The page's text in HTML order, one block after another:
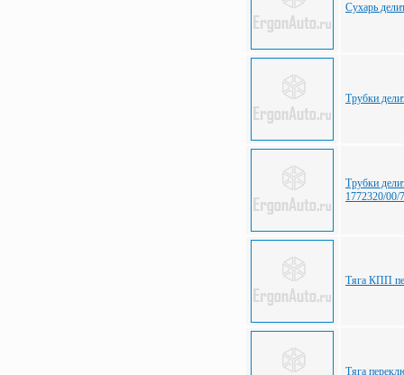
Сухарь
Трубки
Трубки
1772320/00/
Тяга КПП
Тяга